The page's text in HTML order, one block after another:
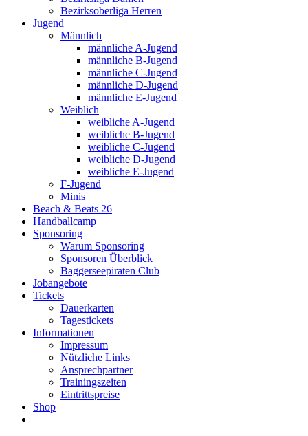
Bezirksoberliga Herren
Jugend
Männlich
männliche A-Jugend
männliche B-Jugend
männliche C-Jugend
männliche D-Jugend
männliche E-Jugend
Weiblich
weibliche A-Jugend
weibliche B-Jugend
weibliche C-Jugend
weibliche D-Jugend
weibliche E-Jugend
F-Jugend
Minis
Beach & Beats 26
Handballcamp
Sponsoring
Warum Sponsoring
Sponsoren Überblick
Baggerseepiraten Club
Jobangebote
Tickets
Dauerkarten
Tagestickets
Informationen
Impressum
Nützliche Links
Ansprechpartner
Trainingszeiten
Eintrittspreise
Shop